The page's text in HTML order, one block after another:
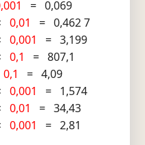
= 0,069
0,01
= 0,462 7
0,001
= 3,199
0,1
= 807,1
0,1
= 4,09
0,001
= 1,574
0,01
= 34,43
0,001 = 2,81